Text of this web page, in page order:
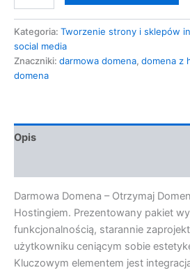
Kategoria: Tworzenie strony i sklepów
social media
Znaczniki: darmowa domena, domena z
domena
Opis
Darmowa Domena – Otrzymaj
Hostingiem. Prezentowany pakiet
funkcjonalnością, starannie
użytkowniku ceniącym sobie
Kluczowym elementem jest